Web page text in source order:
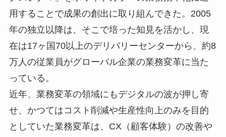
用することで成果の創出に取り組んできた。2005
年の独立以降は、そこで培った知見を活かし、現
在は17ヶ国70以上のデリバリーセンターから、約8
万人の従業員がグローバル企業の業務変革に当た
っている。
近年、業務変革の領域にもデジタルの波が押し寄
せ、かつてはコスト削減や生産性向上のみを目的
としていた業務変革は、CX（顧客体験）の改善や